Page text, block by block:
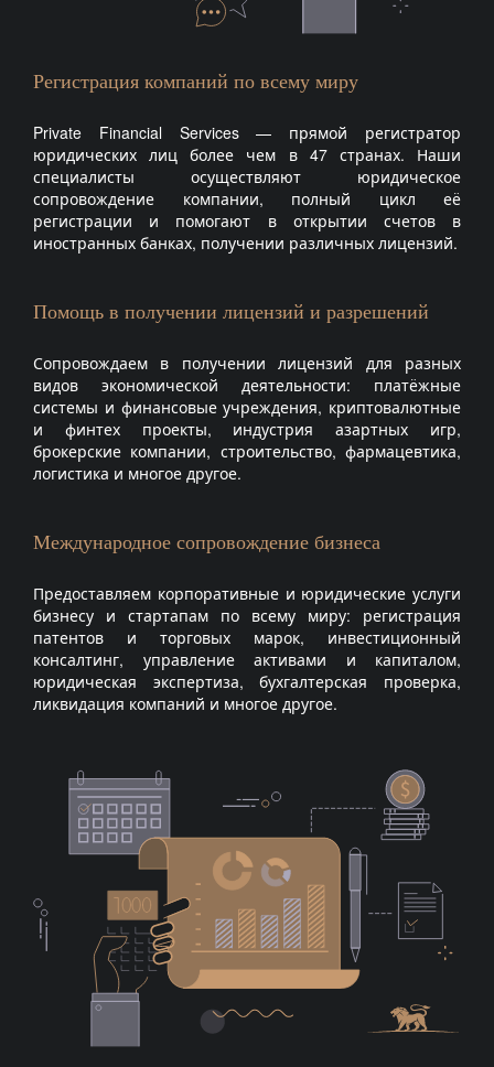
Регистрация компаний по всему миру
Private Financial Services — прямой регистратор
юридических лиц более чем в 47 странах. Наши
специалисты осуществляют юридическое
сопровождение компании, полный цикл её
регистрации и помогают в открытии счетов в
иностранных банках, получении различных лицензий.
Помощь в получении лицензий и разрешений
Сопровождаем в получении лицензий для разных
видов экономической деятельности: платёжные
системы и финансовые учреждения, криптовалютные
и финтех проекты, индустрия азартных игр,
брокерские компании, строительство, фармацевтика,
логистика и многое другое.
Международное сопровождение бизнеса
Предоставляем корпоративные и юридические услуги
бизнесу и стартапам по всему миру: регистрация
патентов и торговых марок, инвестиционный
консалтинг, управление активами и капиталом,
юридическая экспертиза, бухгалтерская проверка,
ликвидация компаний и многое другое.